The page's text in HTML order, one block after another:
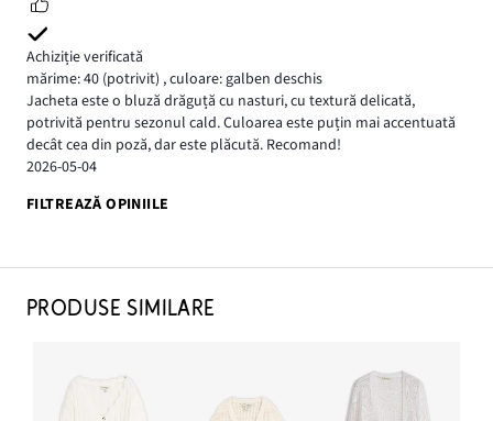
Achiziție verificată
mărime: 40 (potrivit) ,culoare: galben deschis
Jacheta este o bluză drăguță cu nasturi, cu textură delicată,
potrivită pentru sezonul cald. Culoarea este puțin mai accentuată
decât cea din poză, dar este plăcută. Recomand!
2026-05-04
FILTREAZĂ OPINIILE
PRODUSE SIMILARE